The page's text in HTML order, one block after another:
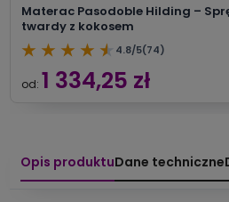
Materac Pasodoble Hilding –
twardy z kokosem
★ ★ ★ ★ ★ 4.8/5(74)
od: 1 334,25 zł
Opis produktuDane techniczne